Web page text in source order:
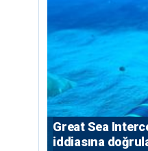
Great Sea
iddiasına